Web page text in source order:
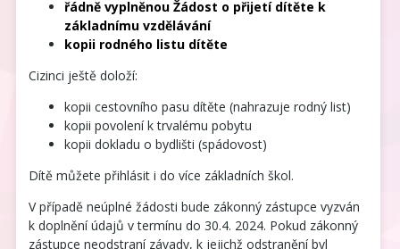
řádně vyplněnou Žádost o přijetí dítěte k
základnímu vzdělávání
kopii rodného listu dítěte
Cizinci ještě doloží:
kopii cestovního pasu dítěte (nahrazuje rodný list)
kopii povolení k trvalému pobytu
kopii dokladu o bydlišti (spádovost)
Dítě můžete přihlásit i do více základních škol.
V případě neúplné žádosti bude zákonný zástupce vyzván
k doplnění údajů v termínu do 30.4. 2024. Pokud zákonný
zástupce neodstraní závady, k jejichž odstranění byl